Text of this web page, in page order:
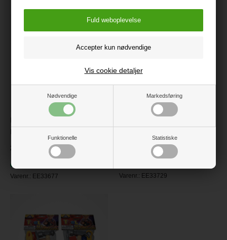
Nødvendige Markedsføring
Funktionelle Statistiske
Vis cookie detaljer
EverEarth Trækdyr -
Krokodille
259 kr.
Varenr.: EE33677
EverEarth Ur - Træ
Varenr.: EE33729